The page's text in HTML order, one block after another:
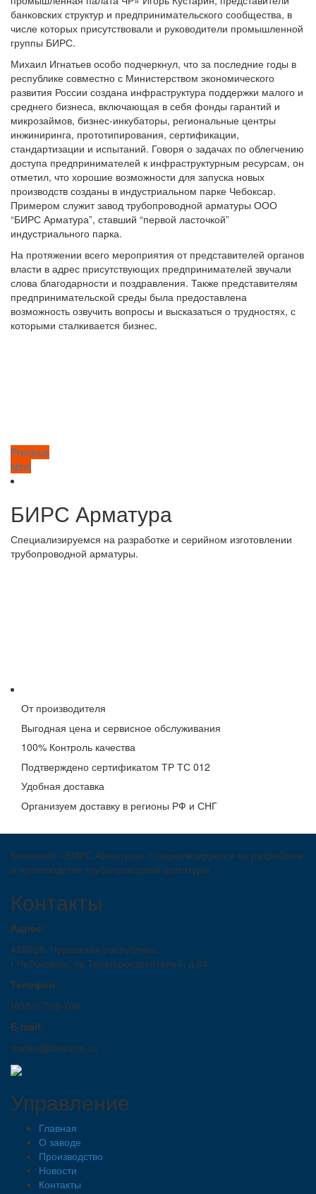
банковских структур и предпринимательского сообщества, в
числе которых присутствовали и руководители промышленной
группы БИРС.
Михаил Игнатьев особо подчеркнул, что за последние годы в
республике совместно с Министерством экономического
развития России создана инфраструктура поддержки малого и
среднего бизнеса, включающая в себя фонды гарантий и
микрозаймов, бизнес-инкубаторы, региональные центры
инжиниринга, прототипирования, сертификации,
стандартизации и испытаний. Говоря о задачах по облегчению
доступа предпринимателей к инфраструктурным ресурсам, он
отметил, что хорошие возможности для запуска новых
производств созданы в индустриальном парке Чебоксар.
Примером служит завод трубопроводной арматуры ООО
“БИРС Арматура”, ставший “первой ласточкой”
индустриального парка.
На протяжении всего мероприятия от представителей органов
власти в адрес присутствующих предпринимателей звучали
слова благодарности и поздравления. Также представителям
предпринимательской среды была предоставлена
возможность озвучить вопросы и высказаться о трудностях, с
которыми сталкивается бизнес.
Post
Previous
Next
БИРС Арматура
Специализируемся на разработке и серийном изготовлении
трубопроводной арматуры.
От производителя
Выгодная цена и сервисное обслуживания
100% Контроль качества
Подтверждено сертификатом ТР ТС 012
Удобная доставка
Организуем доставку в регионы РФ и СНГ
Компания «БИРС Арматура» специализируется на разработке
и производстве трубопроводной арматуры
Контакты
Адрес:
428028, Чувашская республика,
г.Чебоксары, пр.Тракторостроителей, д.84
Телефон:
(8352) 709-706
E-mail:
market@birsarm.ru
Управление
Главная
О заводе
Производство
Новости
Контакты